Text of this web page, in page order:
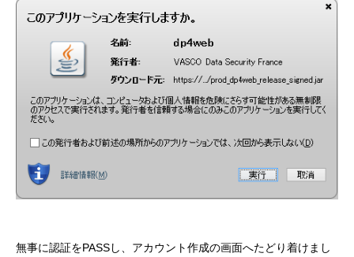
無事に認証をPASSし、アカウント作成の画面へたどり着けまし